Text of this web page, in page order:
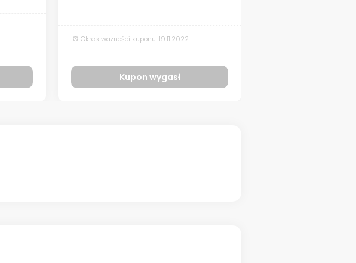
alarm Okres ważności kuponu: 19.11.2022
Kupon wygasł